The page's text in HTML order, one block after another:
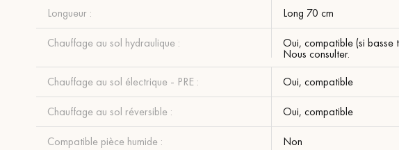
Longueur : Long 70 cm
Chauffage au sol hydraulique : Oui, compatible (si basse
Nous consulter.
Chauffage au sol électrique - PRE :
Oui, compatible
Chauffage au sol réversible : Oui, compatible
Compatible pièce humide : Non